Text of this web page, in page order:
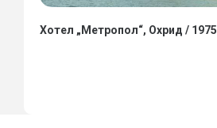
Хотел „Метропол“, Охрид / 1975